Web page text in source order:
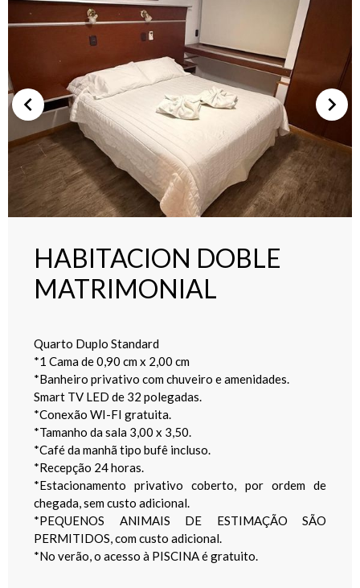
HABITACION DOBLE
MATRIMONIAL
Quarto Duplo Standard
*1 Cama de 0,90 cm x 2,00 cm
*Banheiro privativo com chuveiro e amenidades.
Smart TV LED de 32 polegadas.
*Conexão WI-FI gratuita.
*Tamanho da sala 3,00 x 3,50.
*Café da manhã tipo bufê incluso.
*Recepção 24 horas.
*Estacionamento privativo coberto, por ordem de
chegada, sem custo adicional.
*PEQUENOS ANIMAIS DE ESTIMAÇÃO SÃO
PERMITIDOS, com custo adicional.
*No verão, o acesso à PISCINA é gratuito.